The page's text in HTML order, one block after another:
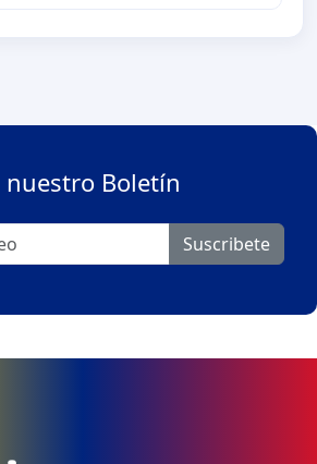
nuestro Boletín
Suscribete